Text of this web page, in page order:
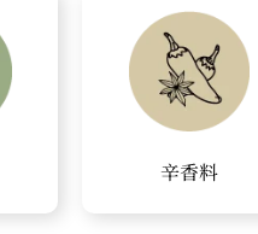
辛香料